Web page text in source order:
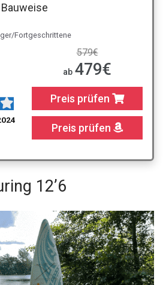
Fortgeschrittene
579€
ab 479€
Preis prüfen
Preis prüfen
12’6